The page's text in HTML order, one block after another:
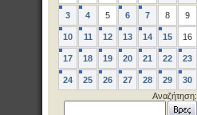
3 4 5 6 7 8 9
10 11 12 13 14 15 16
17 18 19 20 21 22 23
24 25 26 27 28 29
30
Αναζήτηση: